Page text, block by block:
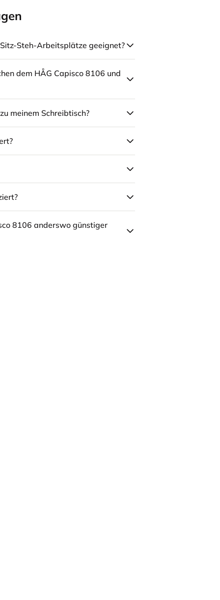
Steh-Arbeitsplätze geeignet?
dem HÅG Capisco 8106 und
meinem Schreibtisch?
8106 anderswo günstiger